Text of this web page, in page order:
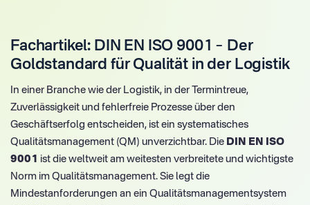
Fachartikel: DIN EN ISO 9001 – Der
Goldstandard für Qualität in der Logistik
In einer Branche wie der Logistik, in der Termintreue,
Zuverlässigkeit und fehlerfreie Prozesse über den
Geschäftserfolg entscheiden, ist ein systematisches
Qualitätsmanagement (QM) unverzichtbar. Die DIN EN ISO
9001 ist die weltweit am weitesten verbreitete und wichtigste
Norm im Qualitätsmanagement. Sie legt die
Mindestanforderungen an ein Qualitätsmanagementsystem